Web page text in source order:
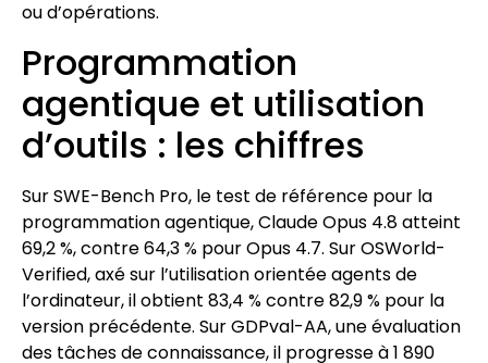
ou d’opérations.
Programmation
agentique et utilisation
d’outils : les chiffres
Sur SWE-Bench Pro, le test de référence pour la
programmation agentique, Claude Opus 4.8 atteint
69,2 %, contre 64,3 % pour Opus 4.7. Sur OSWorld-
Verified, axé sur l’utilisation orientée agents de
l’ordinateur, il obtient 83,4 % contre 82,9 % pour la
version précédente. Sur GDPval-AA, une évaluation
des tâches de connaissance, il progresse à 1 890